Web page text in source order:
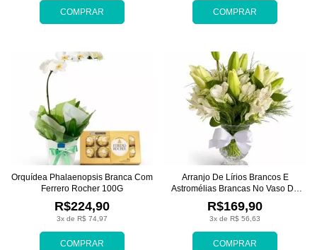
COMPRAR COMPRAR
COMPRAR
3x de R$ 74,97
R$224,90
Orquídea Phalaenopsis Branca Com
Ferrero Rocher 100G
COMPRAR
3x de R$ 56,63
R$169,90
Arranjo De Lírios Brancos E
Astromélias Brancas No Vaso De
Vidro